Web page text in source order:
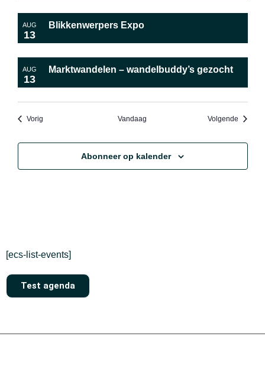
AUG
13
Blikkenwerpers Expo
AUG
13
Marktwandelen – wandelbuddy’s gezocht
VorigEvenementen Vandaag Volgende
Abonneer op kalender
[ecs-list-events]
Test agenda